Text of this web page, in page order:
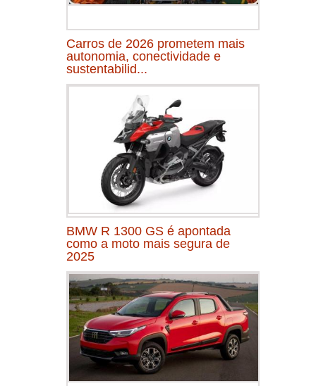
Carros de 2026 prometem mais
autonomia, conectividade e
sustentabilid...
BMW R 1300 GS é apontada
como a moto mais segura de
2025